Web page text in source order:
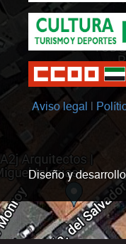
Aviso legal
Diseño y